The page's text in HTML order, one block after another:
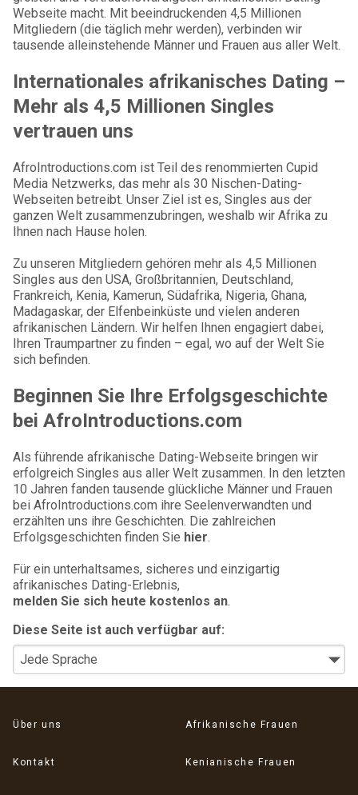
Webseite macht. Mit beeindruckenden 4,5 Millionen
Mitgliedern (die täglich mehr werden), verbinden wir
tausende alleinstehende Männer und Frauen aus aller Welt.
Internationales afrikanisches Dating –
Mehr als 4,5 Millionen Singles
vertrauen uns
AfroIntroductions.com ist Teil des renommierten Cupid
Media Netzwerks, das mehr als 30 Nischen-Dating-
Webseiten betreibt. Unser Ziel ist es, Singles aus der
ganzen Welt zusammenzubringen, weshalb wir Afrika zu
Ihnen nach Hause holen.
Zu unseren Mitgliedern gehören mehr als 4,5 Millionen
Singles aus den USA, Großbritannien, Deutschland,
Frankreich, Kenia, Kamerun, Südafrika, Nigeria, Ghana,
Madagaskar, der Elfenbeinküste und vielen anderen
afrikanischen Ländern. Wir helfen Ihnen engagiert dabei,
Ihren Traumpartner zu finden – egal, wo auf der Welt Sie
sich befinden.
Beginnen Sie Ihre Erfolgsgeschichte
bei AfroIntroductions.com
Als führende afrikanische Dating-Webseite bringen wir
erfolgreich Singles aus aller Welt zusammen. In den letzten
10 Jahren fanden tausende glückliche Männer und Frauen
bei AfroIntroductions.com ihre Seelenverwandten und
erzählten uns ihre Geschichten. Die zahlreichen
Erfolgsgeschichten finden Sie hier.
Für ein unterhaltsames, sicheres und einzigartig
afrikanisches Dating-Erlebnis,
melden Sie sich heute kostenlos an.
Diese Seite ist auch verfügbar auf:
Über uns
Kontakt
Afrikanische Frauen
Kenianische Frauen